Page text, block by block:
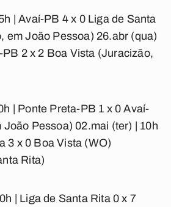
|Avaí-PB 4 x 0 Liga de Santa
em João Pessoa) 26.abr (qua)
2 x 2 Boa Vista (Juracizão,
| Ponte Preta-PB 1 x 0 Avaí-
João Pessoa) 02.mai (ter) | 10h
3 x 0 Boa Vista (WO)
Rita)
| Liga de Santa Rita 0 x 7